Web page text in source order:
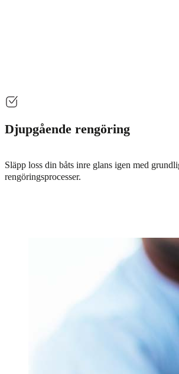
Djupgående rengöring
Släpp loss din båts inre glans igen med
rengöringsprocesser.